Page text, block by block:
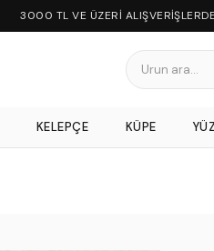
3000 TL VE ÜZERİ
KELEPÇE KÜPE